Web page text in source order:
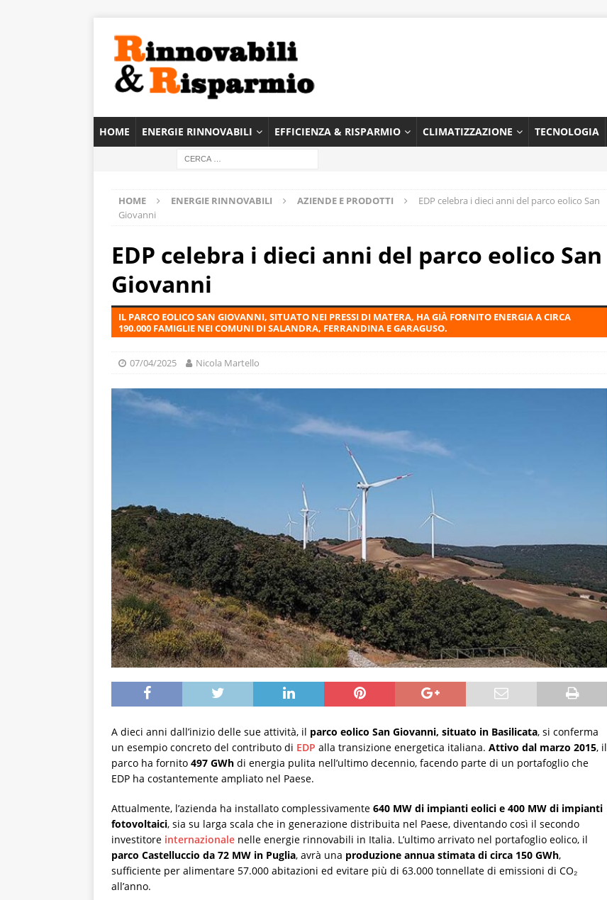
HOME ENERGIE RINNOVABILI EFFICIENZA & RISPARMIO CLIMATIZZAZIONE TECNOLOGIA
HOME ENERGIE RINNOVABILI AZIENDE E PRODOTTI
EDP celebra i dieci anni del parco eolico San
Giovanni
EDP celebra i dieci anni del parco eolico San
Giovanni
IL PARCO EOLICO SAN GIOVANNI, SITUATO NEI PRESSI DI MATERA, HA GIÀ FORNITO ENERGIA A CIRCA
190.000 FAMIGLIE NEI COMUNI DI SALANDRA, FERRANDINA E GARAGUSO.
07/04/2025 Nicola Martello
A dieci anni dall’inizio delle sue attività, il parco eolico San Giovanni, situato in Basilicata, si conferma
un esempio concreto del contributo di EDP alla transizione energetica italiana. Attivo dal marzo 2015, il
parco ha fornito 497 GWh di energia pulita nell’ultimo decennio, facendo parte di un portafoglio che
EDP ha costantemente ampliato nel Paese.
Attualmente, l’azienda ha installato complessivamente 640 MW di impianti eolici e 400 MW di impianti
fotovoltaici, sia su larga scala che in generazione distribuita nel Paese, diventando così il secondo
investitore internazionale nelle energie rinnovabili in Italia. L’ultimo arrivato nel portafoglio eolico, il
parco Castelluccio da 72 MW in Puglia, avrà una produzione annua stimata di circa 150 GWh,
sufficiente per alimentare 57.000 abitazioni ed evitare più di 63.000 tonnellate di emissioni di CO₂
all’anno.